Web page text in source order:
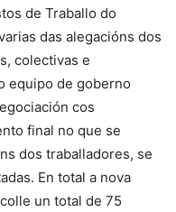
de Traballo do
das alegacións dos
colectivas e
equipo de goberno
cos
final no que se
dos traballadores, se
En total a nova
un total de 75